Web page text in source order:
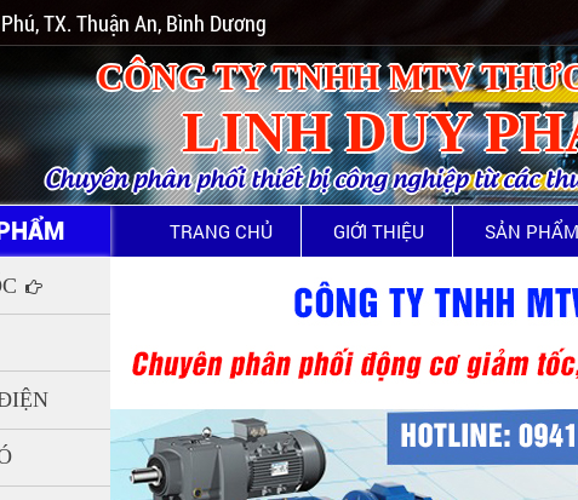
TX. Thuận An, Bình Dương
CÔNG TY TNHH MTV
LINH DUY
Chuyên phân phối thiết bị công nghiệp từ các
TRANG CHỦ GIỚI THIỆU SẢN PHẨM